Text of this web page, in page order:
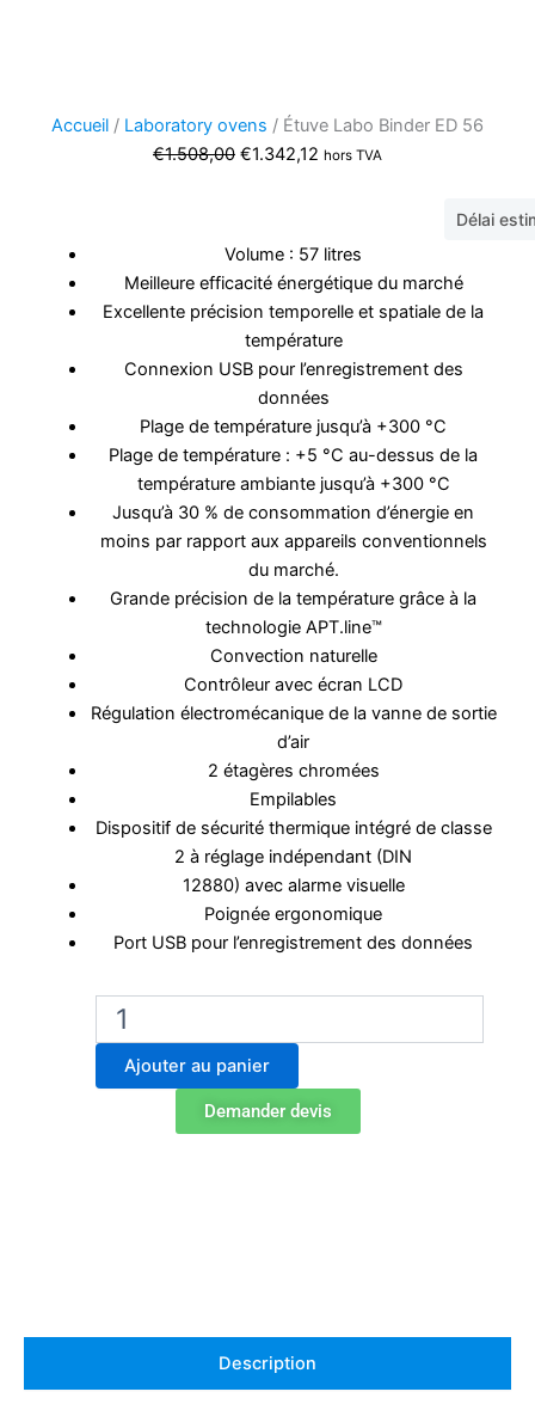
Accueil / Laboratory ovens / Étuve Labo Binder ED 56
€1.508,00 Le
€1.508,00.
€1.342,12 Le
€1.342,12.
hors TVA
Délai
Volume : 57 litres
Meilleure efficacité énergétique du marché
Excellente précision temporelle et spatiale de la
température
Connexion USB pour l’enregistrement des
données
Plage de température jusqu’à +300 °C
Plage de température : +5 °C au-dessus de la
température ambiante jusqu’à +300 °C
Jusqu’à 30 % de consommation d’énergie en
moins par rapport aux appareils conventionnels
du marché.
Grande précision de la température grâce à la
technologie APT.line™
Convection naturelle
Contrôleur avec écran LCD
Régulation électromécanique de la vanne de sortie
d’air
2 étagères chromées
Empilables
Dispositif de sécurité thermique intégré de classe
2 à réglage indépendant (DIN
12880) avec alarme visuelle
Poignée ergonomique
Port USB pour l’enregistrement des données
quantité
Étuve
Labo
Ajouter au panier
Demander devis
Description